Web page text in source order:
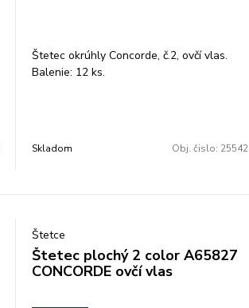
Štetec okrúhly Concorde, č.2, ovčí vlas.
Balenie: 12 ks.
Skladom Obj. čislo: 25542
Štetce
Štetec plochý 2 color A65827
CONCORDE ovčí vlas